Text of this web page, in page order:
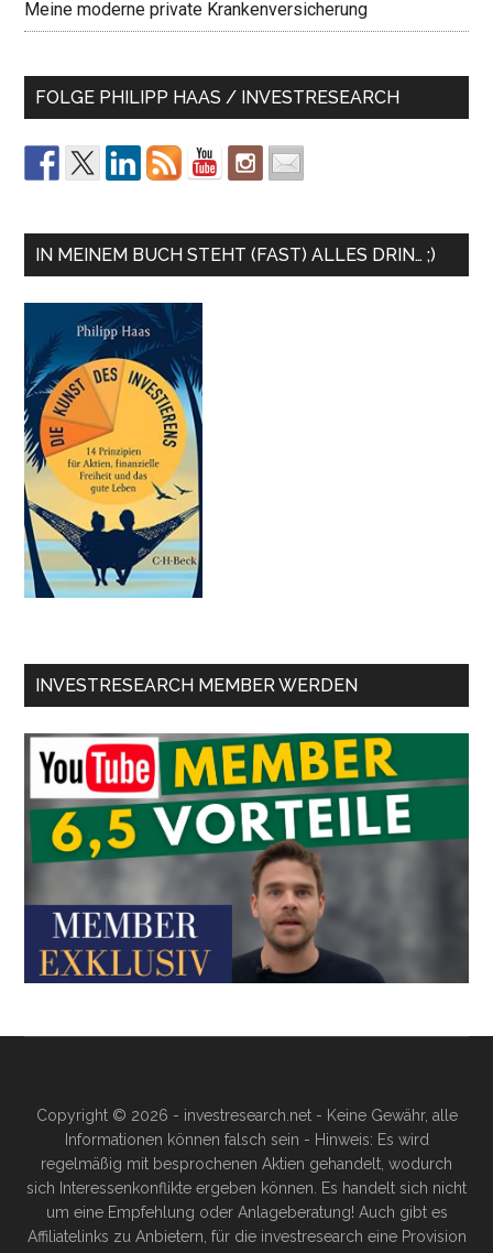
Meine moderne private Krankenversicherung
FOLGE PHILIPP HAAS / INVESTRESEARCH
IN MEINEM BUCH STEHT (FAST) ALLES DRIN… ;)
INVESTRESEARCH MEMBER WERDEN
Copyright © 2026 - investresearch.net - Keine Gewähr, alle
Informationen können falsch sein - Hinweis: Es wird
regelmäßig mit besprochenen Aktien gehandelt, wodurch
sich Interessenkonflikte ergeben können. Es handelt sich nicht
um eine Empfehlung oder Anlageberatung! Auch gibt es
Affiliatelinks zu Anbietern, für die investresearch eine Provision